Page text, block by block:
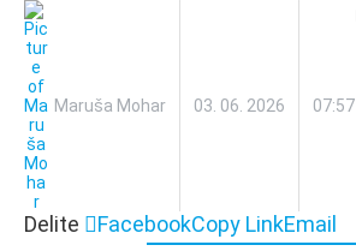
Maruša Mohar 03. 06. 2026 07:57
Delite FacebookCopy LinkEmail